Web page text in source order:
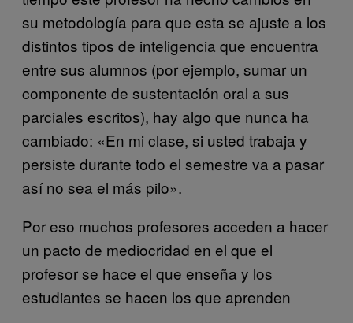
su metodología para que esta se ajuste a los
distintos tipos de inteligencia que encuentra
entre sus alumnos (por ejemplo, sumar un
componente de sustentación oral a sus
parciales escritos), hay algo que nunca ha
cambiado: «En mi clase, si usted trabaja y
persiste durante todo el semestre va a pasar
así no sea el más pilo».
Por eso muchos profesores acceden a hacer
un pacto de mediocridad en el que el
profesor se hace el que enseña y los
estudiantes se hacen los que aprenden